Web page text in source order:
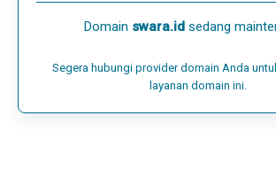
Domain swara.id sedang
Segera hubungi provider domain Anda
layanan domain ini.